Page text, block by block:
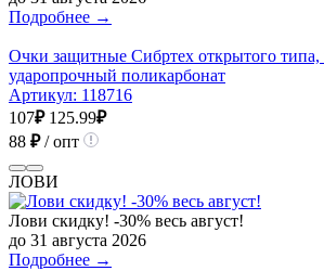
Подробнее →
Очки защитные Сибртех открытого типа,
ударопрочный поликарбонат
Артикул: 118716
107₽ 125.99₽
88 ₽/ опт
ЛОВИ
Лови скидку! -30% весь август!
до 31 августа 2026
Подробнее →